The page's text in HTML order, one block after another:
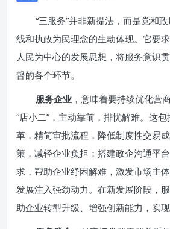
“三服务”并非新提法，而是党和
线和执政为民理念的生动体现。它要
人民为中心的发展思想，将服务意识
督的各个环节。
服务企业 ，意味着要持续优化营
“店小二”，主动靠前，排忧解难。这包
革，精简审批流程，降低制度性交易
策，减轻企业负担；搭建政企沟通平
求，帮助企业纾困解难，激发市场主
发展注入强劲动力。在新发展阶段，
助企业转型升级、增强创新能力，实现